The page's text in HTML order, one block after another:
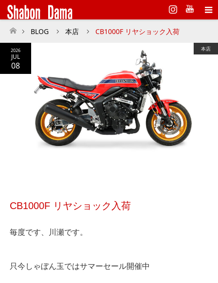
Instagram
ホーム
BLOG 本店 CB1000F リヤショック入荷
2026
JUL
08
本店
CB1000F リヤショック入荷
毎度です、川瀬です。
只今しゃぼん玉ではサマーセール開催中